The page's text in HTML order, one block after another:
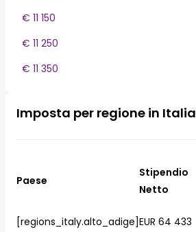
€ 11 150
€ 11 250
€ 11 350
Imposta per regione in Italia
Paese
Stipendio
Netto
[regions_italy.alto_adige]EUR 64 433